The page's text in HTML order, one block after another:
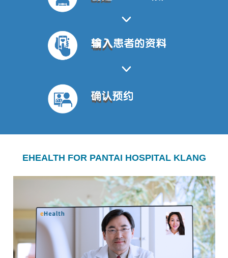
EHEALTH FOR PANTAI HOSPITAL KLANG